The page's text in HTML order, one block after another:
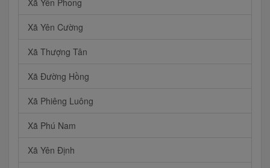
Xã Yên Phong
Xã Yên Cường
Xã Thượng Tân
Xã Đường Hồng
Xã Phiêng Luông
Xã Phú Nam
Xã Yên Định